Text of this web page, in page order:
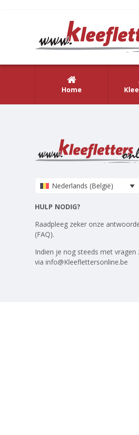
Home
Nederlands (België)
HULP NODIG?
Raadpleeg zeker onze
(FAQ).
Indien je nog steeds met
via info@Kleeflettersonline.be